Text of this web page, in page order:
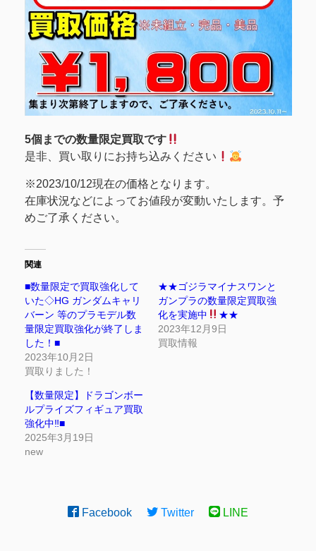
5個までの数量限定買取です
是非、買い取りにお持ち込みください
※2023/10/12現在の価格となります。
在庫状況などによってお値段が変動いたします。予
めご了承ください。
関連
■数量限定で買取強化して
いた◇HG ガンダムキャリ
バーン 等のプラモデル数
量限定買取強化が終了しま
した！■
2023年10月2日
買取りました！
★★ゴジラマイナスワンと
ガンプラの数量限定買取強
化を実施中
★★
2023年12月9日
買取情報
【数量限定】ドラゴンボー
ルプライズフィギュア買取
強化中‼■
2025年3月19日
new
Facebook Twitter LINE